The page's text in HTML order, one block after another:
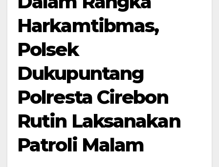
Harkamtibmas,
Polsek
Dukupuntang
Polresta Cirebon
Rutin Laksanakan
Patroli Malam